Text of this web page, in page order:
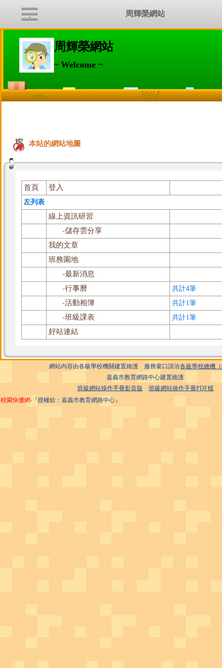
周輝榮網站
~ Welcome ~
:::
本站的網站地圖
首頁 登入
左列表
線上資訊研習
-儲存雲分享
我的文章
班務園地
-最新消息
-行事曆
共計4筆
-活動相簿
共計1筆
-班級課表 共計1筆
好站連結
網站內容由各級學校機關建置維護 服務窗口請洽各級學校總機
嘉義市教育網路中心建置維護
班級網站操作手冊影音版
班級網站操作手冊PDF檔
校園快優網‧『授權給：嘉義市教育網路中心』
周輝榮網站